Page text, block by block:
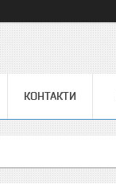
КОНТАКТИ